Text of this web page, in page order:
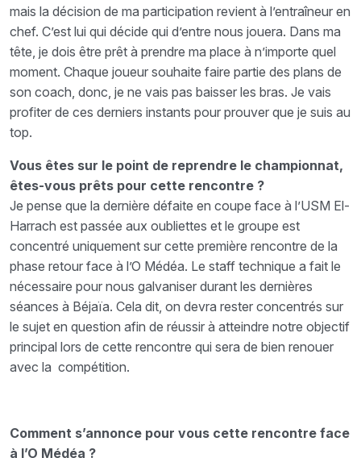
mais la décision de ma participation revient à l’entraîneur en
chef. C’est lui qui décide qui d’entre nous jouera. Dans ma
tête, je dois être prêt à prendre ma place à n’importe quel
moment. Chaque joueur souhaite faire partie des plans de
son coach, donc, je ne vais pas baisser les bras. Je vais
profiter de ces derniers instants pour prouver que je suis au
top.
Vous êtes sur le point de reprendre le championnat,
êtes-vous prêts pour cette rencontre ?
Je pense que la dernière défaite en coupe face à l’USM El-
Harrach est passée aux oubliettes et le groupe est
concentré uniquement sur cette première rencontre de la
phase retour face à l’O Médéa. Le staff technique a fait le
nécessaire pour nous galvaniser durant les dernières
séances à Béjaïa. Cela dit, on devra rester concentrés sur
le sujet en question afin de réussir à atteindre notre objectif
principal lors de cette rencontre qui sera de bien renouer
avec la compétition.
Comment s’annonce pour vous cette rencontre face
à l’O Médéa ?